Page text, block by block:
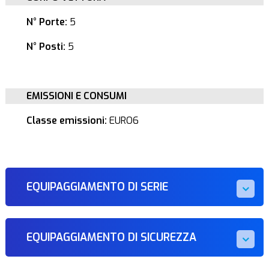
N° Porte: 5
N° Posti: 5
EMISSIONI E CONSUMI
Classe emissioni: EURO6
EQUIPAGGIAMENTO DI SERIE
EQUIPAGGIAMENTO DI SICUREZZA